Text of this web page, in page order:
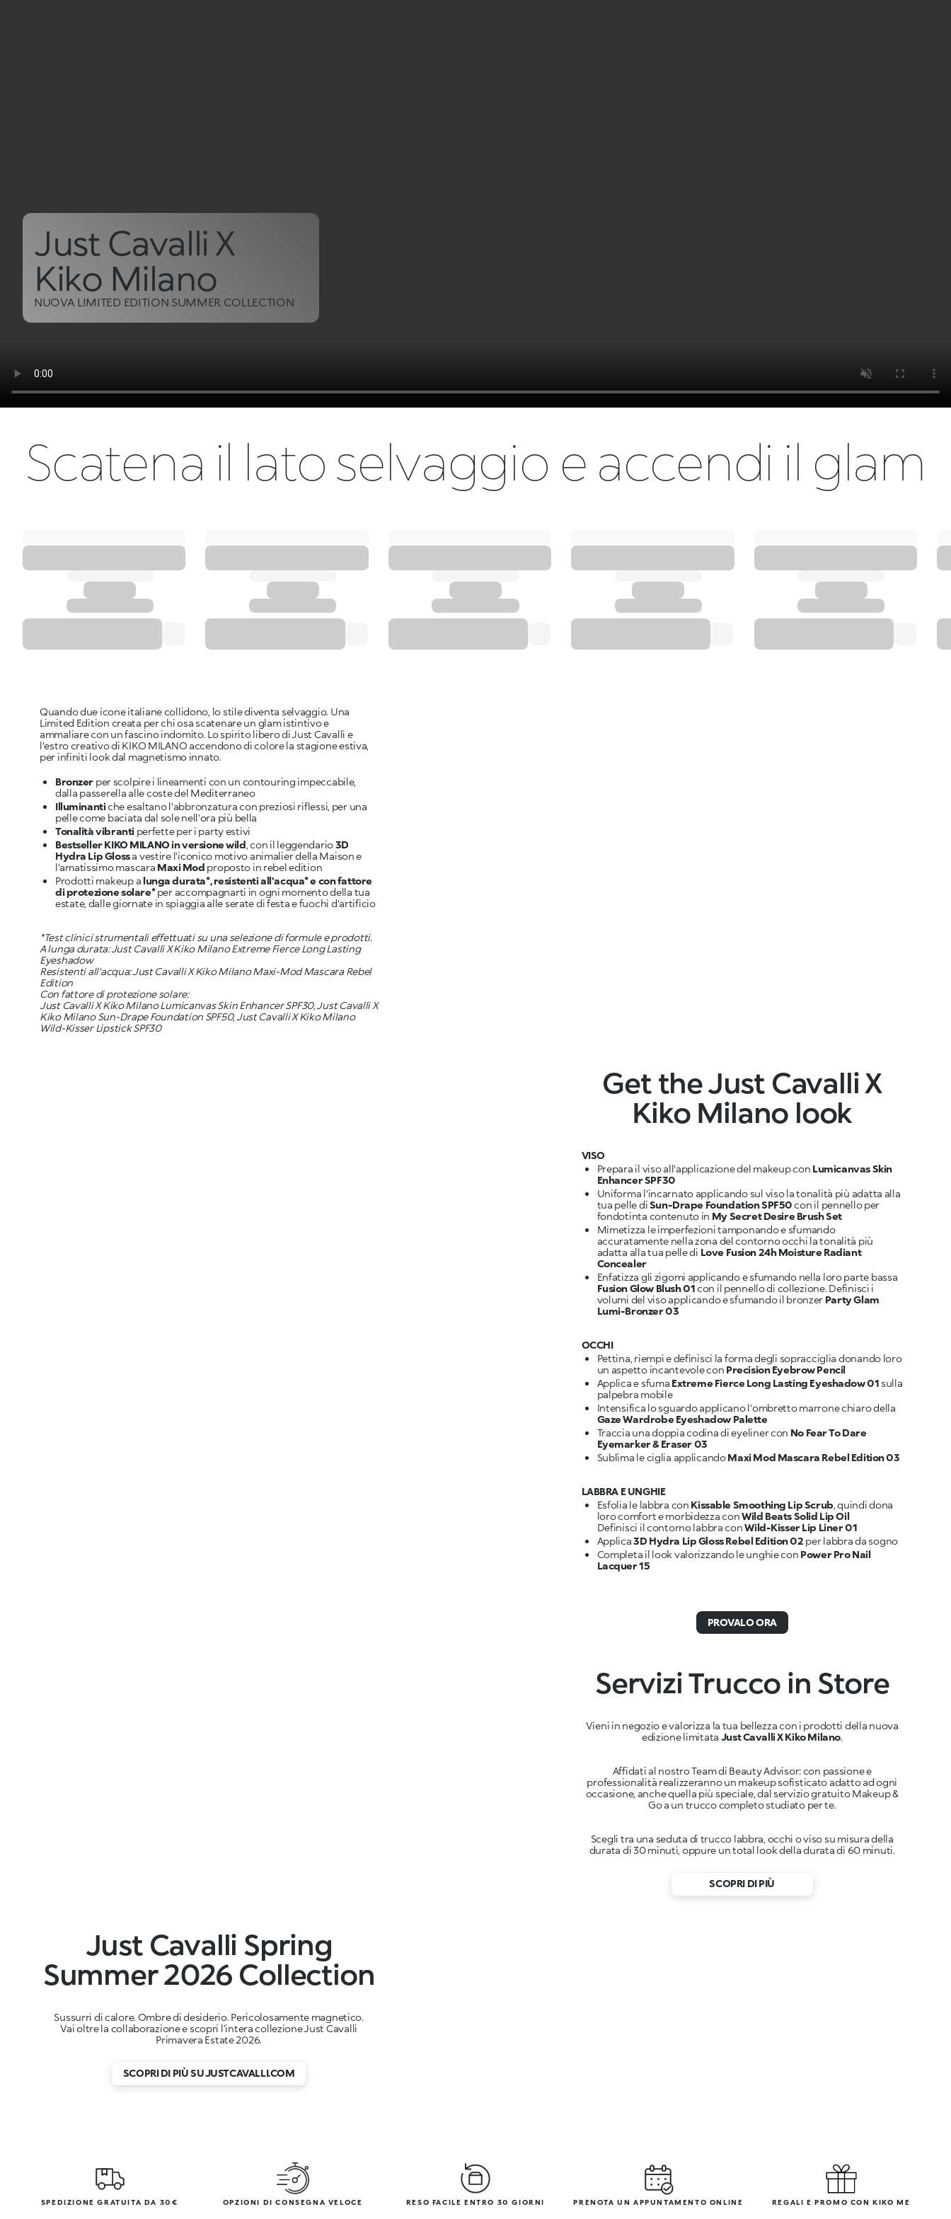
Just Cavalli X
Kiko Milano
NUOVA LIMITED EDITION SUMMER COLLECTION
Scatena il lato selvaggio e accendi il glam
Quando due icone italiane collidono, lo stile diventa selvaggio. Una
Limited Edition creata per chi osa scatenare un glam istintivo e
ammaliare con un fascino indomito. Lo spirito libero di Just Cavalli e
l'estro creativo di KIKO MILANO accendono di colore la stagione estiva,
per infiniti look dal magnetismo innato.
Bronzer per scolpire i lineamenti con un contouring impeccabile,
dalla passerella alle coste del Mediterraneo
Illuminantiche esaltano l'abbronzatura con preziosi riflessi, per una
pelle come baciata dal sole nell'ora più bella
Tonalità vibrantiperfette per i party estivi
Bestseller KIKO MILANO in versione wild, con il leggendario3D
Hydra Lip Glossa vestire l'iconico motivo animalier della Maison e
l'amatissimo mascara Maxi Mod proposto in rebel edition
Prodotti makeup a lunga durata*, resistenti all'acqua* e con fattore
di protezione solare*per accompagnarti in ogni momento della tua
estate, dalle giornate in spiaggia alle serate di festa e fuochi d'artificio
*Test clinici strumentali effettuati su una selezione di formule e prodotti.
A lunga durata: Just Cavalli X Kiko Milano Extreme Fierce Long Lasting
Eyeshadow
Resistenti all'acqua: Just Cavalli X Kiko Milano Maxi-Mod Mascara Rebel
Edition
Con fattore di protezione solare:
Just Cavalli X Kiko Milano Lumicanvas Skin Enhancer SPF30, Just Cavalli X
Kiko Milano Sun-Drape Foundation SPF50, Just Cavalli X Kiko Milano
Wild-Kisser Lipstick SPF30
Get the Just Cavalli X
Kiko Milano look
VISO
Prepara il viso all'applicazione del makeup con Lumicanvas Skin
Enhancer SPF30
Uniforma l'incarnato applicando sul viso la tonalità più adatta alla
tua pelle diSun-Drape Foundation SPF50con il pennello per
fondotinta contenuto in My Secret Desire Brush Set
Mimetizza le imperfezioni tamponando e sfumando
accuratamente nella zona del contorno occhi la tonalità più
adatta alla tua pelle di Love Fusion 24h Moisture Radiant
Concealer
Enfatizza gli zigomi applicando e sfumando nella loro parte bassa
Fusion Glow Blush 01con il pennello di collezione. Definisci i
volumi del viso applicando e sfumando il bronzer Party Glam
Lumi-Bronzer 03
OCCHI
Pettina, riempi e definisci la forma degli sopracciglia donando loro
un aspetto incantevole con Precision Eyebrow Pencil
Applica e sfuma Extreme Fierce Long Lasting Eyeshadow 01sulla
palpebra mobile
Intensifica lo sguardo applicano l'ombretto marrone chiaro della
Gaze Wardrobe Eyeshadow Palette
Traccia una doppia codina di eyeliner con No Fear To Dare
Eyemarker & Eraser 03
Sublima le ciglia applicandoMaxi Mod Mascara Rebel Edition 03
LABBRA E UNGHIE
Esfolia le labbra con Kissable Smoothing Lip Scrub, quindi dona
loro comfort e morbidezza conWild Beats Solid Lip Oil
Definisci il contorno labbra conWild-Kisser Lip Liner 01
Applica3D Hydra Lip Gloss Rebel Edition 02
Completa il look valorizzando le unghie con Power Pro Nail
Lacquer 15
PROVALO ORA
Servizi Trucco in Store
Vieni in negozio e valorizza la tua bellezza con i prodotti della nuova
edizione limitata Just Cavalli X Kiko Milano
Affidati al nostro Team di Beauty Advisor: con passione e
professionalità realizzeranno un makeup sofisticato adatto ad ogni
occasione, anche quella più speciale, dal servizio gratuito Makeup &
Scegli tra una seduta di trucco labbra, occhi o viso su misura della
durata di 30 minuti, oppure un total look della durata di 60 minuti.
SCOPRI DI PIÙ
Just Cavalli Spring
Summer 2026 Collection
Sussurri di calore. Ombre di desiderio. Pericolosamente magnetico.
Vai oltre la collaborazione e scopri l’intera collezione Just Cavalli
Primavera Estate 2026.
SCOPRI DI PIÙ SU JUSTCAVALLI.COM
SPEDIZIONE GRATUITA DA 30€ OPZIONI DI CONSEGNA VELOCE RESO FACILE ENTRO 30 GIORNI PRENOTA UN APPUNTAMENTO ONLINE REGALI E PROMO CON KIKO ME